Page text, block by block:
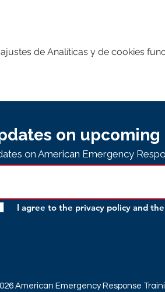
de Analíticas y de cookies
on
on American Emergency
I agree to the privacy policy and the
American Emergency Response